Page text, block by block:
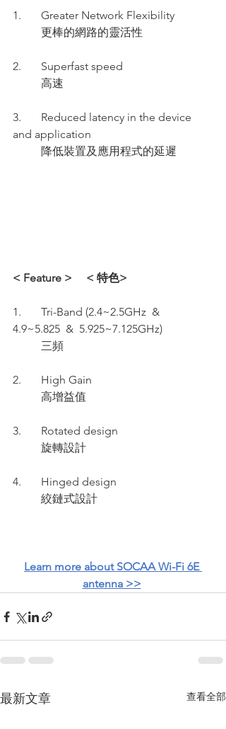
1. Greater Network Flexibility
          更棒的網路的靈活性
2.       Superfast speed
          高速
3.       Reduced latency in the device
and application
          降低裝置及應用程式的延遲
< Feature >     < 特色>
1.       Tri-Band (2.4~2.5GHz  &
4.9~5.825  &  5.925~7.125GHz)
          三頻
2.       High Gain
          高增益值
3.       Rotated design
          旋轉設計
4.       Hinged design
          絞鏈式設計
Learn more about SOCAA Wi-Fi 6E
antenna >>
最新文章 查看全部